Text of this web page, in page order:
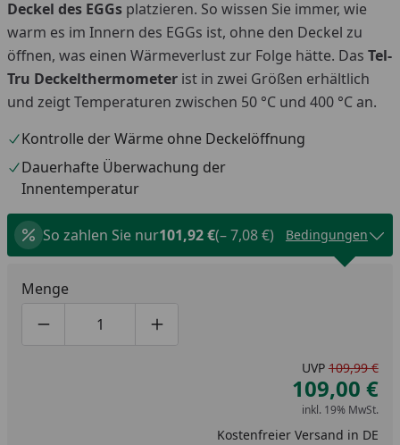
Deckel des EGGs platzieren. So wissen Sie immer, wie
warm es im Innern des EGGs ist, ohne den Deckel zu
öffnen, was einen Wärmeverlust zur Folge hätte. Das Tel-
Tru Deckelthermometer ist in zwei Größen erhältlich
und zeigt Temperaturen zwischen 50 °C und 400 °C an.
Kontrolle der Wärme ohne Deckelöffnung
Dauerhafte Überwachung der
Innentemperatur
So zahlen Sie nur101,92 €(– 7,08 €) Bedingungen
Menge
Produktmenge um eins verringern
Produktmenge manuell eingeben
Produktmenge um eins erhöhen
UVP 109,99 €
109,00 €
inkl. 19% MwSt.
Kostenfreier Versand in DE